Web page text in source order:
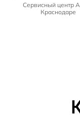
Сервисный центр
Краснодаре